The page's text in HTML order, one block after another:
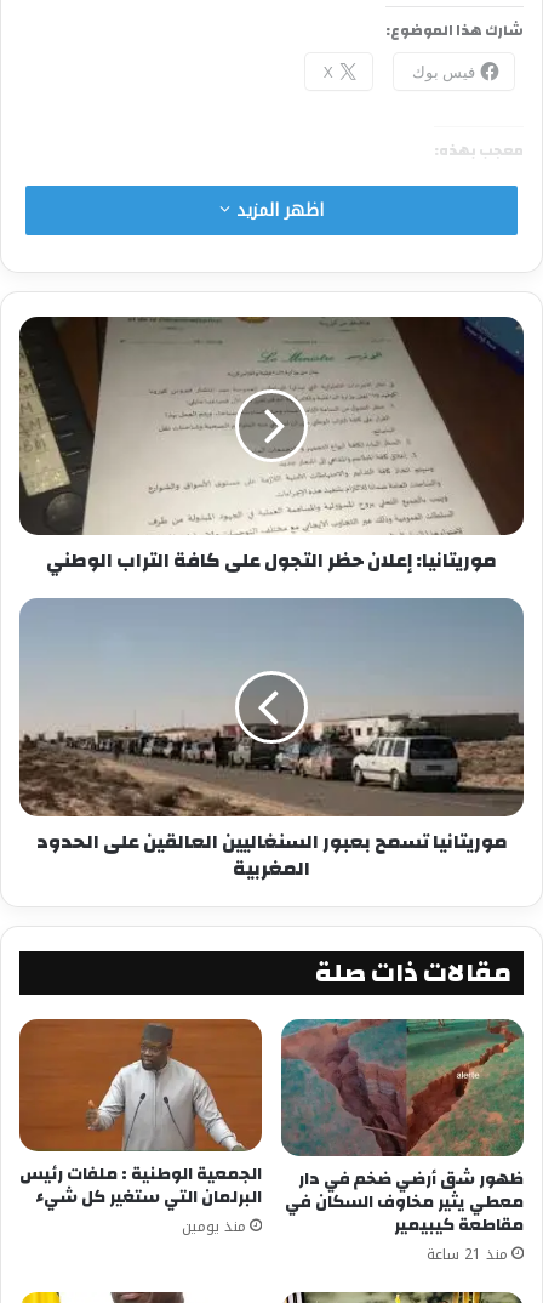
شارك هذا الموضوع:
فيس بوك X
معجب بهذه:
اظهر المزيد
موريتانيا: إعلان حظر التجول على كافة التراب الوطني
موريتانيا تسمح بعبور السنغاليين العالقين على الحدود
المغربية
مقالات ذات صلة
ظهور شق أرضي ضخم في دار
معطي يثير مخاوف السكان في
مقاطعة كيبيمير
منذ 21 ساعة
الجمعية الوطنية : ملفات رئيس
البرلمان التي ستغير كل شيء
منذ يومين